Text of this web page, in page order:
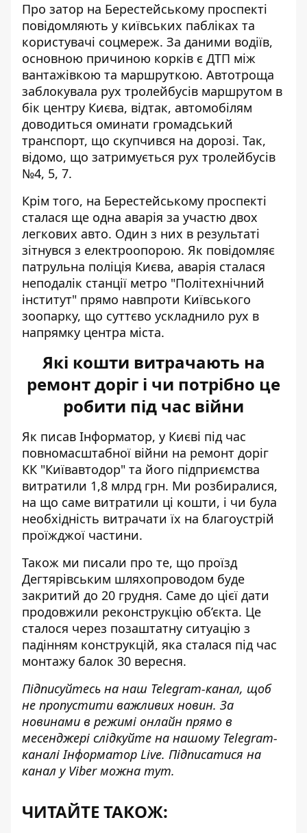
Про затор на Берестейському проспекті
повідомляють у київських пабліках та
користувачі соцмереж. За даними водіїв,
основною причиною корків є ДТП між
вантажівкою та маршруткою. Автотроща
заблокувала рух тролейбусів маршрутом в
бік центру Києва, відтак, автомобілям
доводиться оминати громадський
транспорт, що скупчився на дорозі. Так,
відомо, що затримується рух тролейбусів
№4, 5, 7.
Крім того, на Берестейському проспекті
сталася ще одна аварія за участю двох
легкових авто. Один з них в результаті
зітнувся з електроопорою. Як повідомляє
патрульна поліція Києва, аварія сталася
неподалік станції метро "Політехнічний
інститут" прямо навпроти Київського
зоопарку, що суттєво ускладнило рух в
напрямку центра міста.
Які кошти витрачають на
ремонт доріг і чи потрібно це
робити під час війни
Як писав Інформатор, у Києві під час
повномасштабної війни на ремонт доріг
КК "Київавтодор" та його підприємства
витратили 1,8 млрд грн. Ми розбиралися,
на що саме витратили ці кошти, і чи була
необхідність витрачати їх на благоустрій
проїжджої частини.
Також ми писали про те, що проїзд
Дегтярівським шляхопроводом буде
закритий до 20 грудня. Саме до цієї дати
продовжили реконструкцію об’єкта. Це
сталося через позаштатну ситуацію з
падінням конструкцій, яка сталася під час
монтажу балок 30 вересня.
Підписуйтесь на наш Telegram-канал, щоб
не пропустити важливих новин. За
новинами в режимі онлайн прямо в
месенджері слідкуйте на нашому Telegram-
каналіІнформатор Live. Підписатися на
канал у Viber можна тут.
ЧИТАЙТЕ ТАКОЖ: